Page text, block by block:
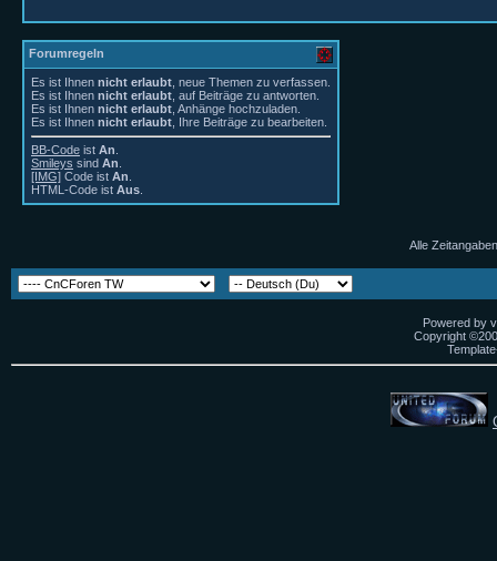
Forumregeln
Es ist Ihnen nicht erlaubt , neue Themen zu verfassen.
Es ist Ihnen nicht erlaubt , auf Beiträge zu antworten.
Es ist Ihnen nicht erlaubt , Anhänge hochzuladen.
Es ist Ihnen nicht erlaubt , Ihre Beiträge zu bearbeiten.
BB-Code ist An
Smileys sind An
[IMG] Code ist An
HTML-Code ist Aus
Alle
Powered by
Copyright